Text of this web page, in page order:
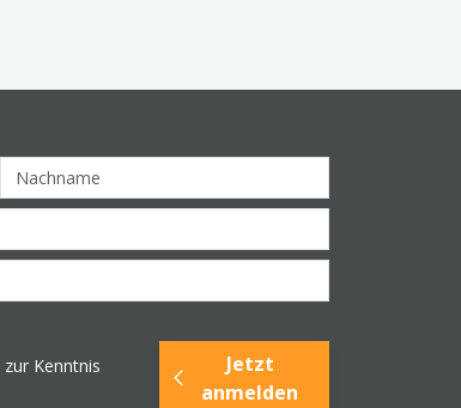
zur Kenntnis
Jetzt
anmelden